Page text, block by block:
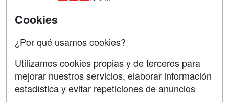
Contactar
Copyleft
Cookies
¿Por qué usamos cookies?
Utilizamos cookies propias y de terceros para
mejorar nuestros servicios, elaborar información
estadística y evitar repeticiones de anuncios